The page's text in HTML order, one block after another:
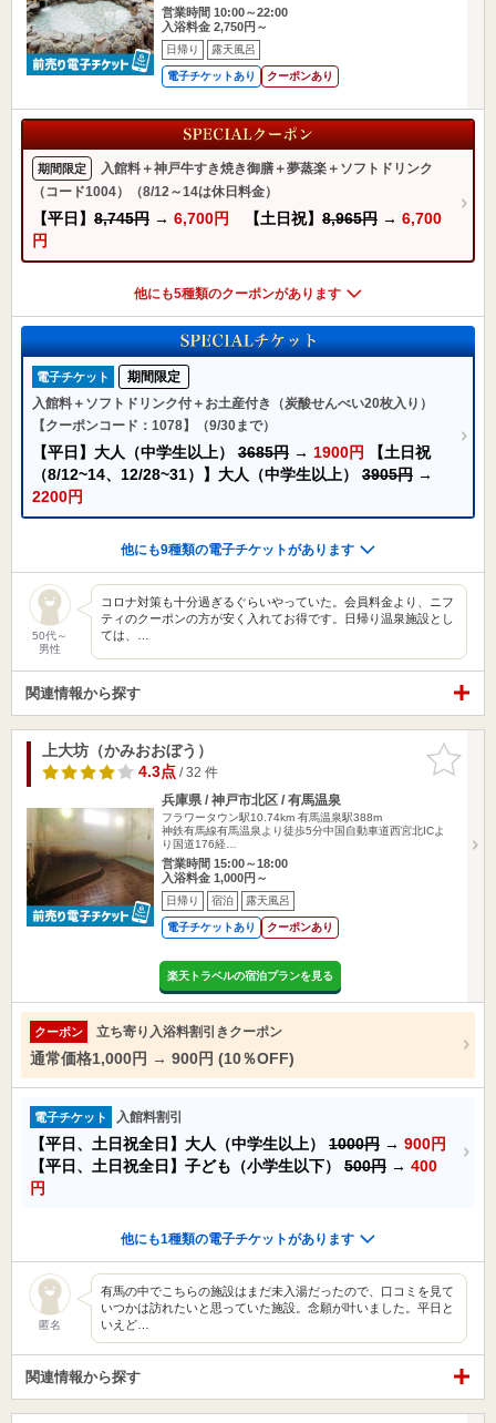
営業時間 10:00～22:00
入浴料金 2,750円～
日帰り 露天風呂
電子チケットあり クーポンあり
期間限定
入館料＋神戸牛すき焼き御膳＋夢蒸楽＋ソフトドリンク
（コード1004）（8/12～14は休日料金）
【平日】 8,745円 → 6,700円 【土日祝】 8,965円 → 6,700
円
他にも5種類のクーポンがあります
電子チケット
期間限定
入館料＋ソフトドリンク付＋お土産付き（炭酸せんべい20枚入り）
【クーポンコード：1078】（9/30まで）
【平日】大人（中学生以上） 3685円 → 1900円
【土日祝
（8/12~14、12/28~31）】大人（中学生以上） 3905円 →
2200円
他にも9種類の電子チケットがあります
50代～
男性
コロナ対策も十分過ぎるぐらいやっていた。会員料金より、ニフ
ティのクーポンの方が安く入れてお得です。日帰り温泉施設とし
ては、…
関連情報から探す
お気に入
りに追加
上大坊（かみおおぼう）
4.3点/ 32 件
兵庫県 / 神戸市北区 / 有馬温泉
フラワータウン駅10.74km 有馬温泉駅388m
神鉄有馬線有馬温泉より徒歩5分中国自動車道西宮北ICよ
り国道176経…
営業時間 15:00～18:00
入浴料金 1,000円～
日帰り 宿泊 露天風呂
電子チケットあり クーポンあり
楽天トラベルの宿泊プランを見る
クーポン 立ち寄り入浴料割引きクーポン
通常価格1,000円 → 900円 (10％OFF)
電子チケット 入館料割引
【平日、土日祝全日】大人（中学生以上） 1000円 → 900円
【平日、土日祝全日】子ども（小学生以下） 500円 → 400
円
他にも1種類の電子チケットがあります
匿名
有馬の中でこちらの施設はまだ未入湯だったので、口コミを見て
いつかは訪れたいと思っていた施設。念願が叶いました。平日と
いえど…
関連情報から探す